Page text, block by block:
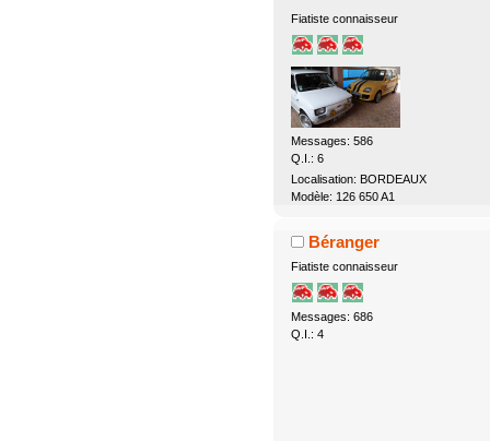
Fiatiste connaisseur
Messages: 586
Q.I.: 6
Localisation: BORDEAUX
Modèle: 126 650 A1
Béranger
Fiatiste connaisseur
Messages: 686
Q.I.: 4